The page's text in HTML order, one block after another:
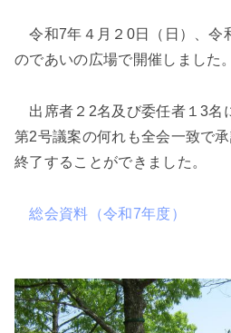
令和7年４月２0日（日）、令
のであいの広場で開催しました。
出席者２2名及び委任者１3名
第2号議案の何れも全会一致で
終了することができました。
総会資料（令和7年度）